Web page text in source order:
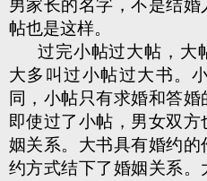
男家长的名字，不是结
帖也是这样。
过完小帖过大帖，大
大多叫过小帖过大书。
同，小帖只有求婚和答婚
即使过了小帖，男女双
姻关系。大书具有婚约
约方式结下了婚姻关系